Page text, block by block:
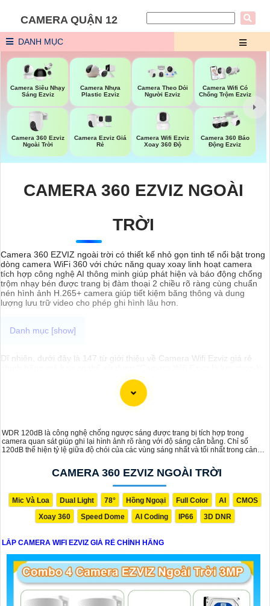
CAMERA QUẬN 12
DANH MỤC
Camera Siêu Nhạy
Sáng Ezviz
Camera Nhựa
Plastic Ezviz
Camera Theo Dỏi
Người Ezviz
Camera Wifi Có
Chống Trộm Ezviz
Camera 360 Ezviz
Ngoài Trời
Camera Ezviz Giá
Rẻ
Camera Wifi Ezviz
Xoay 360 Độ
Camera 360 Báo
Động Ezviz
CAMERA 360 EZVIZ NGOÀI
TRỜI
Camera 360 EZVIZ ngoài trời có thiết kế nhỏ gọn tinh tế nổi bật trong
dòng camera WiFi 360 với chức năng quay xoay linh hoạt camera
tích hợp công nghệ AI thông minh giúp phát hiện và báo động chống
trộm nhạy bén được trang bị đàm thoại 2 chiều rõ ràng cùng chuẩn
nén hình ảnh H.265+ camera giúp tiết kiệm băng thông và dung
lượng lưu trữ video cho phép ghi hình lâu hơn.
Dĩ nhiên, dưới đây là 147 từ giới thiệu về Camera Wifi Ezviz giá rẻ
tưởng cho việc giám sát gia đình và văn phòng một cách tiện lợi và
an toàn. Với chất lượng hình ảnh sắc nét, tính năng kết nối không
dây, thiết kế nhỏ gọn và dễ dàng lắp đặt, Camera Wifi Ezviz sẽ giúp
chắc chắn
Camera Wifi Ezviz giá rẻ để bảo vệ cho ngôi nhà và gia đình của bạn
ngay hôm nay!"
WDR 120dB là công nghệ chống ngược sáng được trang bị tích hợp trong
camera quan sát giúp ghi lại hình ảnh rõ ràng với độ sáng cân bằng. Chỉ số
120dB thể hiện tỷ lệ giữa độ chói của các vùng sáng nhất và tối nhất trong cảnh,
gặp ánh sáng mạnh, như ánh nắng trực tiếp hoặc đèn xe, giữ chi tiết cả ở vùng
sáng và tối, mang lại hình ảnh rõ nét.
CAMERA 360 EZVIZ NGOÀI TRỜI
Mic Và Loa Dual Light 78° Hồng Ngoại Full Color AI
CMOS
Xoay 360
Speed Dome AI Coding IP66 3D DNR
LẮP CAMERA WIFI EZVIZ GIÁ RẺ CHÍNH HÃNG